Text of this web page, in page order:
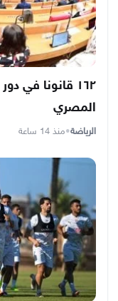
١٦٢ قانونا في
المصري
الرياضة•منذ 14 ساعة